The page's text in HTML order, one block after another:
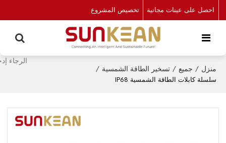
احصل على عينات مجانية تخصيص المشروع
منزل / جميع / تسخير الطاقة الشمسية /
سلسلة كابلات الطاقة الشمسية IP68